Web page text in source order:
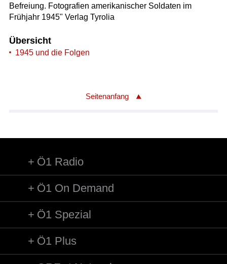
Befreiung. Fotografien amerikanischer Soldaten im
Frühjahr 1945" Verlag Tyrolia
Übersicht
1945 und die Folgen
Seitenanfang
Ö1 Radio
Ö1 On Demand
Ö1 Spezial
Ö1 Plus